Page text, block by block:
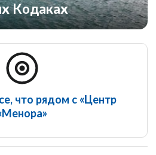
Кодаках
что рядом с «Центр